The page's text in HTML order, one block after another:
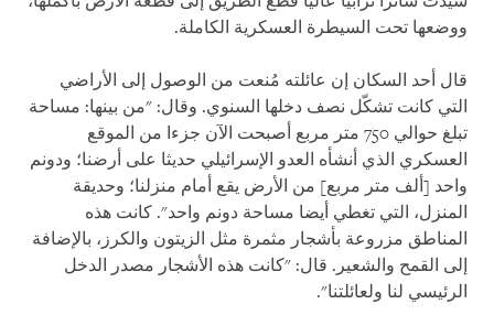
ووضعها تحت السيطرة العسكرية الكاملة.
قال أحد السكان إن عائلته مُنعت من الوصول إلى الأراضي
التي كانت تشكّل نصف دخلها السنوي. وقال: "من بينها: مساحة
تبلغ حوالي 750 متر مربع أصبحت الآن جزءا من الموقع
العسكري الذي أنشأه العدو الإسرائيلي حديثا على أرضنا؛ ودونم
واحد [ألف متر مربع] من الأرض يقع أمام منزلنا؛ وحديقة
المنزل، التي تغطي أيضا مساحة دونم واحد". كانت هذه
المناطق مزروعة بأشجار مثمرة مثل الزيتون والكرز، بالإضافة
إلى القمح والشعير. قال: "كانت هذه الأشجار مصدر الدخل
الرئيسي لنا ولعائلتنا".